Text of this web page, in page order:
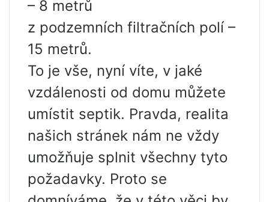
– 8 metrů
z podzemních filtračních polí –
15 metrů.
To je vše, nyní víte, v jaké
vzdálenosti od domu můžete
umístit septik. Pravda, realita
našich stránek nám ne vždy
umožňuje splnit všechny tyto
požadavky. Proto se